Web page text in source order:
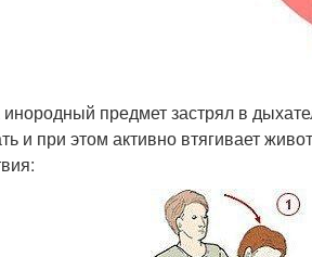
инородный предмет застрял в
и при этом активно втягивает